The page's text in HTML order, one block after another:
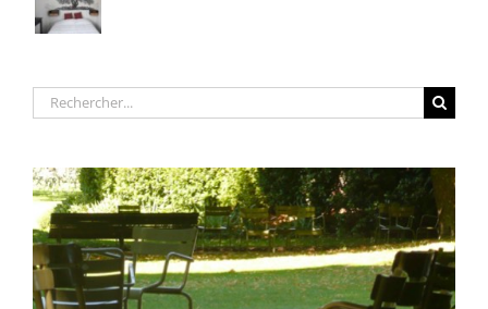
Rechercher: